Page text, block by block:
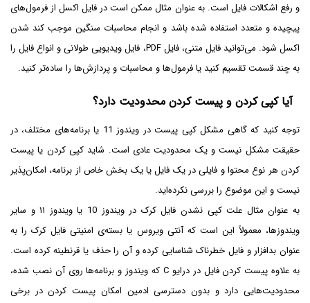
و رفع اشکالات فایل است. به عنوان مثال ممکن است در فایل اکسل از فرمول‌های
پیچیده و متعدد استفاده شده باشد و انجام محاسبات سنگین موجب کند شدن
اکسل شود. می‌توانید فایل متنی، فایل PDF، فایل ویدیویی طولانی و انواع فایل را
به چند قسمت تقسیم کنید یا فرمول‌ها و محاسبات و پردازش‌ها را ساده‌تر کنید.
آیا کپی کردن و پیست کردن محدودیت دارد؟
توجه کنید که گاهی مشکل کپی پیست در ویندوز 11 یا برنامه‌های مختلف، در
حقیقت مشکل نیست و یک محدودیت عادی است. شاید کپی کردن یا پیست
کردن هر نوع محتوا و فایلی در یک فایل یا یک بخش خاص از برنامه، امکان‌پذیر
نیست و این موضوع را بررسی نکرده‌اید.
به عنوان مثال علت کپی نشدن فایل کرک در ویندوز 10 یا ویندوز ۱۱ و سایر
ویندوزها، معمولاً این است که آنتی ویروس یا بسته‌ی امنیتی فایل کرک را به
عنوان بدافزار و فایل خطرناک شناسایی کرده و آن را حذف یا قرنطینه کرده است.
به علاوه پیست کردن فایل در درایو C که ویندوز و برنامه‌ها روی آن نصب شده،
محدودیت‌هایی دارد و بدون دسترسی ادمین امکان پیست کردن در برخی